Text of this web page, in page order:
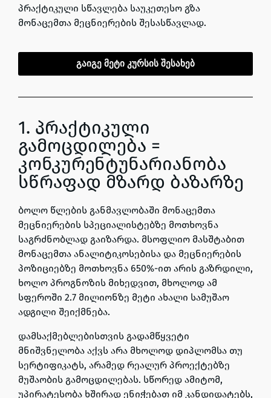
პრაქტიკული სწავლება საუკეთესო გზა
მონაცემთა მეცნიერების შესასწავლად.
გაიგე მეტი კურსის შესახებ
1. პრაქტიკული
გამოცდილება =
კონკურენტუნარიანობა
სწრაფად მზარდ ბაზარზე
ბოლო წლების განმავლობაში მონაცემთა
მეცნიერების სპეციალისტებზე მოთხოვნა
საგრძნობლად გაიზარდა. მსოფლიო მასშტაბით
მონაცემთა ანალიტიკოსებისა და მეცნიერების
პოზიციებზე მოთხოვნა 650%-ით არის გაზრდილი,
ხოლო პროგნოზის მიხედვით, მხოლოდ ამ
სფეროში 2.7 მილიონზე მეტი ახალი სამუშაო
ადგილი შეიქმნება.
დამსაქმებლებისთვის გადამწყვეტი
მნიშვნელობა აქვს არა მხოლოდ დიპლომსა თუ
სერტიფიკატს, არამედ რეალურ პროექტებზე
მუშაობის გამოცდილებას. სწორედ ამიტომ,
უპირატესობა ხშირად ენიჭებათ იმ კანდიდატებს,